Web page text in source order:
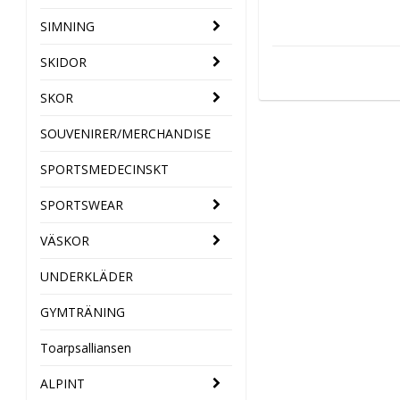
SIMNING
SKIDOR
SKOR
SOUVENIRER/MERCHANDISE
SPORTSMEDECINSKT
SPORTSWEAR
VÄSKOR
UNDERKLÄDER
GYMTRÄNING
Toarpsalliansen
ALPINT